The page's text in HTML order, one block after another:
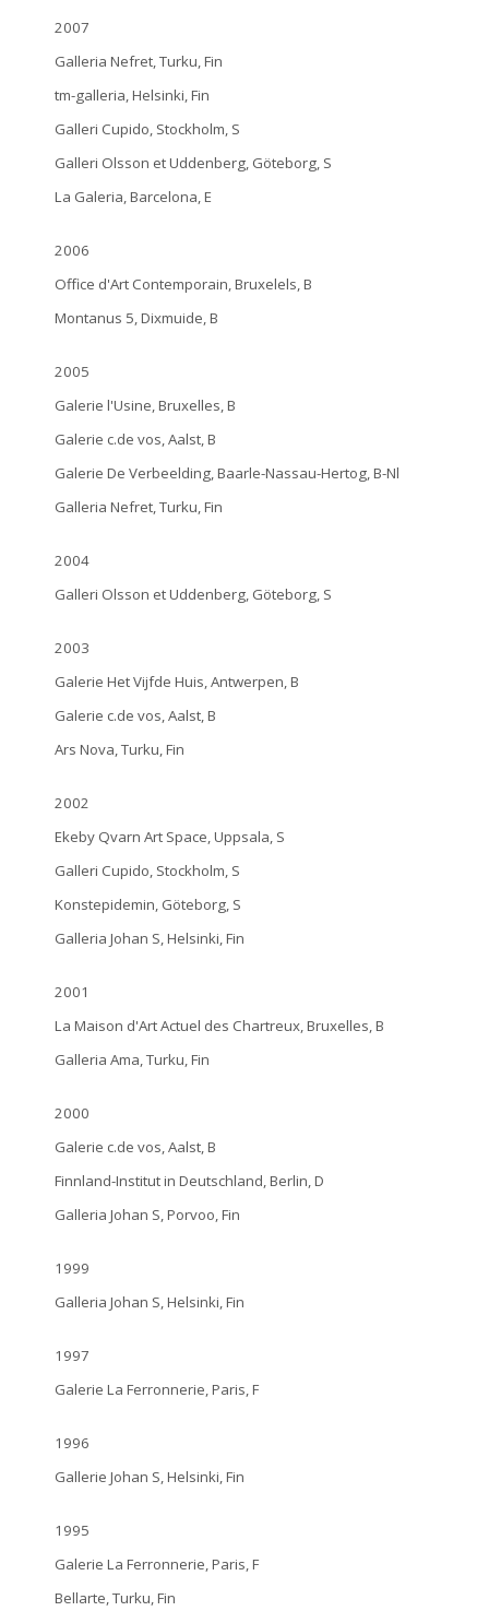
2007
Galleria Nefret, Turku, Fin
tm-galleria, Helsinki, Fin
Galleri Cupido, Stockholm, S
Galleri Olsson et Uddenberg, Göteborg, S
La Galeria, Barcelona, E
2006
Office d'Art Contemporain, Bruxelels, B
Montanus 5, Dixmuide, B
2005
Galerie l'Usine, Bruxelles, B
Galerie c.de vos, Aalst, B
Galerie De Verbeelding, Baarle-Nassau-Hertog, B-Nl
Galleria Nefret, Turku, Fin
2004
Galleri Olsson et Uddenberg, Göteborg, S
2003
Galerie Het Vijfde Huis, Antwerpen, B
Galerie c.de vos, Aalst, B
Ars Nova, Turku, Fin
2002
Ekeby Qvarn Art Space, Uppsala, S
Galleri Cupido, Stockholm, S
Konstepidemin, Göteborg, S
Galleria Johan S, Helsinki, Fin
2001
La Maison d'Art Actuel des Chartreux, Bruxelles, B
Galleria Ama, Turku, Fin
2000
Galerie c.de vos, Aalst, B
Finnland-Institut in Deutschland, Berlin, D
Galleria Johan S, Porvoo, Fin
1999
Galleria Johan S, Helsinki, Fin
1997
Galerie La Ferronnerie, Paris, F
1996
Gallerie Johan S, Helsinki, Fin
1995
Galerie La Ferronnerie, Paris, F
Bellarte, Turku, Fin